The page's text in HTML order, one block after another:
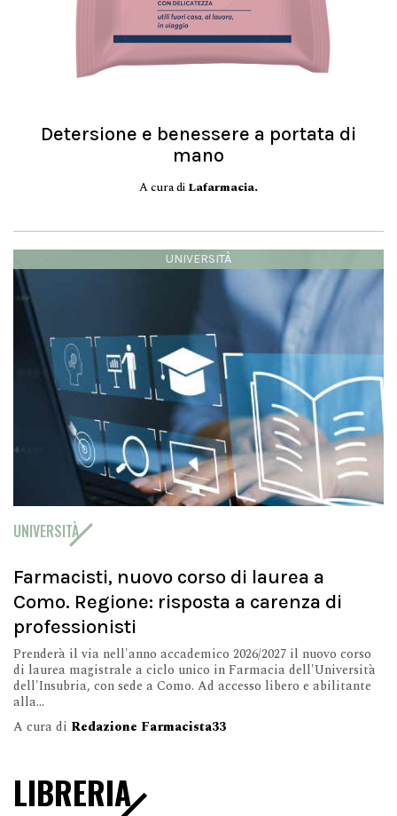
Detersione e benessere a portata di
mano
A cura di Lafarmacia.
UNIVERSITÀ
UNIVERSITÀ
Farmacisti, nuovo corso di laurea a
Como. Regione: risposta a carenza di
professionisti
Prenderà il via nell'anno accademico 2026/2027 il nuovo corso
di laurea magistrale a ciclo unico in Farmacia dell'Università
dell'Insubria, con sede a Como. Ad accesso libero e abilitante
alla...
A cura di Redazione Farmacista33
LIBRERIA